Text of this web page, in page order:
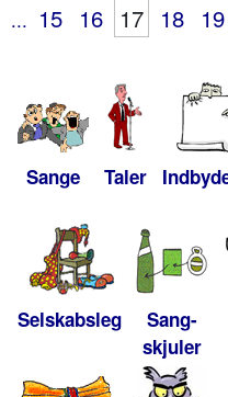
... 15 16 17 18 19
Sange Taler
Selskabsleg
Sang-
skjuler